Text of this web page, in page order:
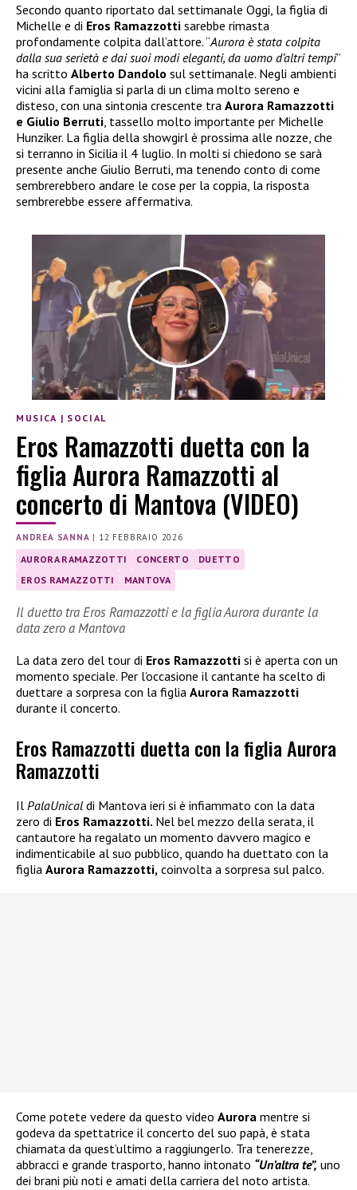
Secondo quanto riportato dal settimanale Oggi, la figlia di
Michelle e di Eros Ramazzotti sarebbe rimasta
profondamente colpita dall’attore. “Aurora è stata colpita
dalla sua serietà e dai suoi modi eleganti, da uomo d’altri tempi”
ha scritto Alberto Dandolo sul settimanale. Negli ambienti
vicini alla famiglia si parla di un clima molto sereno e
disteso, con una sintonia crescente tra Aurora Ramazzotti
e Giulio Berruti , tassello molto importante per Michelle
Hunziker. La figlia della showgirl è prossima alle nozze, che
si terranno in Sicilia il 4 luglio. In molti si chiedono se sarà
presente anche Giulio Berruti, ma tenendo conto di come
sembrerebbero andare le cose per la coppia, la risposta
sembrerebbe essere affermativa.
MUSICA | SOCIAL
Eros Ramazzotti duetta con la
figlia Aurora Ramazzotti al
concerto di Mantova (VIDEO)
ANDREA SANNA | 12 FEBBRAIO 2026
AURORA RAMAZZOTTI CONCERTO
DUETTO
EROS RAMAZZOTTI
MANTOVA
Il duetto tra Eros Ramazzotti e la figlia Aurora durante la
data zero a Mantova
La data zero del tour di Eros Ramazzotti si è aperta con un
momento speciale. Per l’occasione il cantante ha scelto di
duettare a sorpresa con la figlia Aurora Ramazzotti
durante il concerto.
Eros Ramazzotti duetta con la figlia Aurora
Ramazzotti
Il PalaUnical di Mantova ieri si è infiammato con la data
zero di Eros Ramazzotti. Nel bel mezzo della serata, il
cantautore ha regalato un momento davvero magico e
indimenticabile al suo pubblico, quando ha duettato con la
figlia Aurora Ramazzotti, coinvolta a sorpresa sul palco.
Come potete vedere da questo video Aurora mentre si
godeva da spettatrice il concerto del suo papà, è stata
chiamata da quest’ultimo a raggiungerlo. Tra tenerezze,
abbracci e grande trasporto, hanno intonato “Un’altra te”, uno
dei brani più noti e amati della carriera del noto artista.